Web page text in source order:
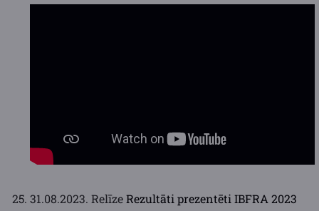
31.08.2023. RelīzeRezultāti prezentēti IBFRA 2023